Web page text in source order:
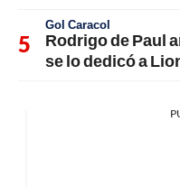
Gol Caracol
Rodrigo de Paul
se lo dedicó a